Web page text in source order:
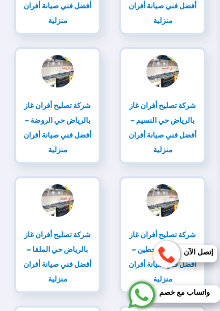
أفضل فني صيانة أفران
منزلية
أفضل فني صيانة أفران
منزلية
شركة تصليح أفران غاز
بالرياض حي النسيم –
أفضل فني صيانة أفران
منزلية
شركة تصليح أفران غاز
بالرياض حي الروضة –
أفضل فني صيانة أفران
منزلية
شركة تصليح أفران غاز
بالرياض حي حطين –
أفضل فني صيانة أفران
منزلية
شركة تصليح أفران غاز
بالرياض حي الملقا –
أفضل فني صيانة أفران
منزلية
إتصل الآن
واتساب مع خصم